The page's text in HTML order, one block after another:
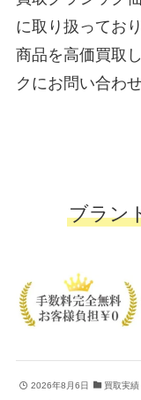
に取り扱ってお
商品を高価買取
クにお問い合わ
ブラン
2026年8月6日 買取実績